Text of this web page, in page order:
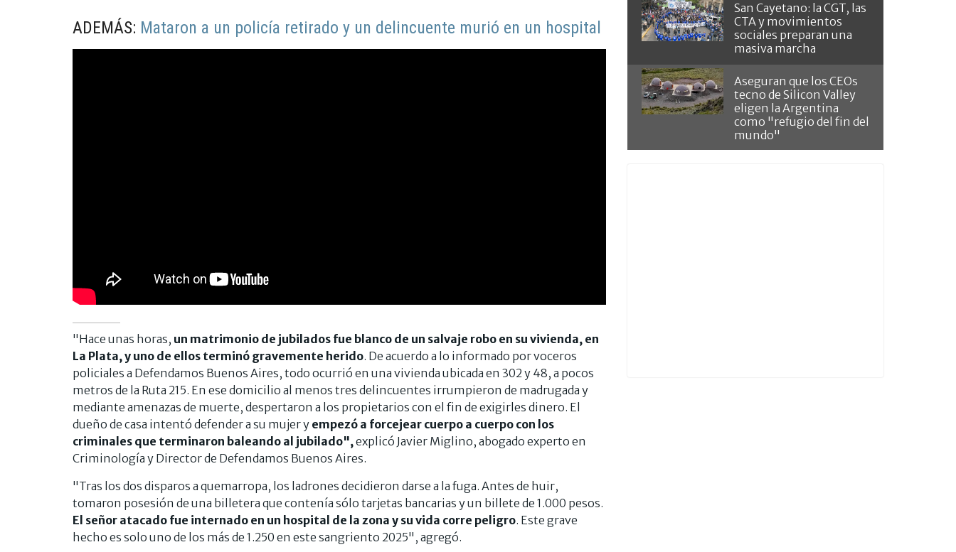
ADEMÁS: Mataron a un policía retirado y un delincuente murió en un hospital
"Hace unas horas, un matrimonio de jubilados fue blanco de un salvaje robo en su vivienda, en
La Plata, y uno de ellos terminó gravemente herido. De acuerdo a lo informado por voceros
policiales a Defendamos Buenos Aires, todo ocurrió en una vivienda ubicada en 302 y 48, a pocos
metros de la Ruta 215. En ese domicilio al menos tres delincuentes irrumpieron de madrugada y
mediante amenazas de muerte, despertaron a los propietarios con el fin de exigirles dinero. El
dueño de casa intentó defender a su mujer y empezó a forcejear cuerpo a cuerpo con los
criminales que terminaron baleando al jubilado", explicó Javier Miglino, abogado experto en
Criminología y Director de Defendamos Buenos Aires.
"Tras los dos disparos a quemarropa, los ladrones decidieron darse a la fuga. Antes de huir,
tomaron posesión de una billetera que contenía sólo tarjetas bancarias y un billete de 1.000 pesos.
El señor atacado fue internado en un hospital de la zona y su vida corre peligro. Este grave
hecho es solo uno de los más de 1.250 en este sangriento 2025", agregó.
San Cayetano: la CGT, las
CTA y movimientos
sociales preparan una
masiva marcha
Aseguran que los CEOs
tecno de Silicon Valley
eligen la Argentina
como "refugio del fin del
mundo"